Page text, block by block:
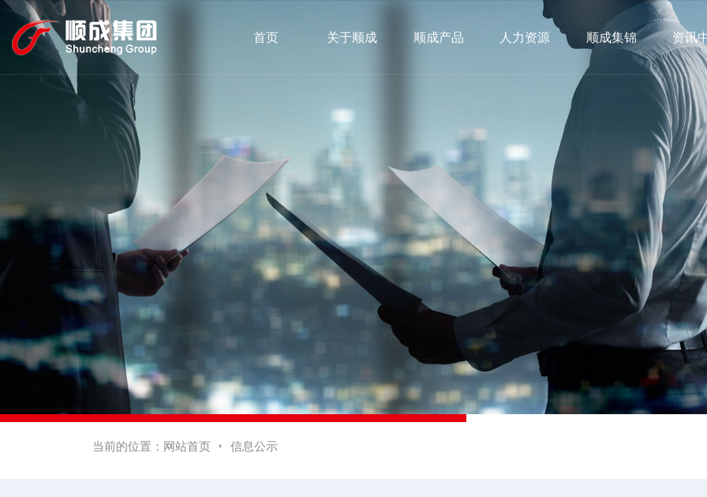
首页 关于顺成 顺成产品 人力资源 顺成集锦 资讯
当前的位置： 网站首页  信息公示